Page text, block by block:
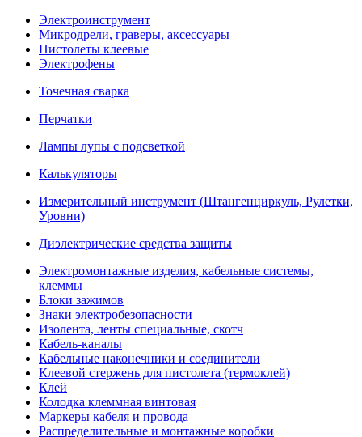
Электроинструмент
Микродрели, граверы, аксессуары
Пистолеты клеевые
Электрофены
Точечная сварка
Перчатки
Лампы лупы с подсветкой
Калькуляторы
Измерительный инструмент (Штангенциркуль, Рулетки,
Уровни)
Диэлектрические средства защиты
Электромонтажные изделия, кабельные системы,
клеммы
Блоки зажимов
Знаки электробезопасности
Изолента, ленты специальные, скотч
Кабель-каналы
Кабельные наконечники и соединители
Клеевой стержень для пистолета (термоклей)
Клей
Колодка клеммная винтовая
Маркеры кабеля и провода
Распределительные и монтажные коробки